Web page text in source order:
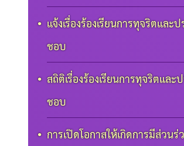
แจ้งเรื่องร้องเรียนการทุจริตและ
ชอบ
สถิติเรื่องร้องเรียนการทุจริตแล
ชอบ
การเปิดโอกาสให้เกิดการมีส่วนร่